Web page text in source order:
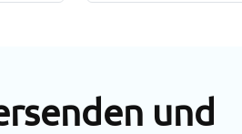
und